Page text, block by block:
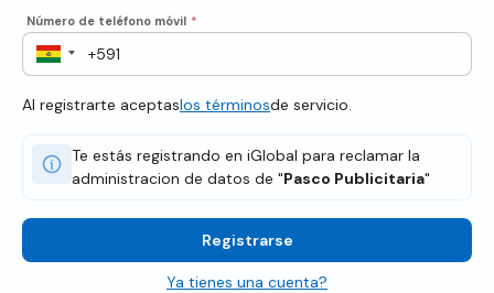
Número de teléfono móvil *
Al registrarte aceptaslos términosde servicio.
Te estás registrando en iGlobal para reclamar la
administracion de datos de "Pasco Publicitaria"
Registrarse
Ya tienes una cuenta?